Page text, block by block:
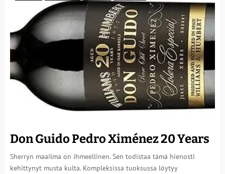
Don Guido Pedro Ximénez 20 Years
Sherryn maailma on ihmeellinen. Sen todistaa tämä hienosti
kehittynyt musta kulta. Kompleksissa tuoksussa löytyy